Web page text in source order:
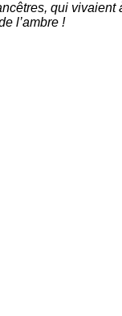
qui vivaient
l’ambre !